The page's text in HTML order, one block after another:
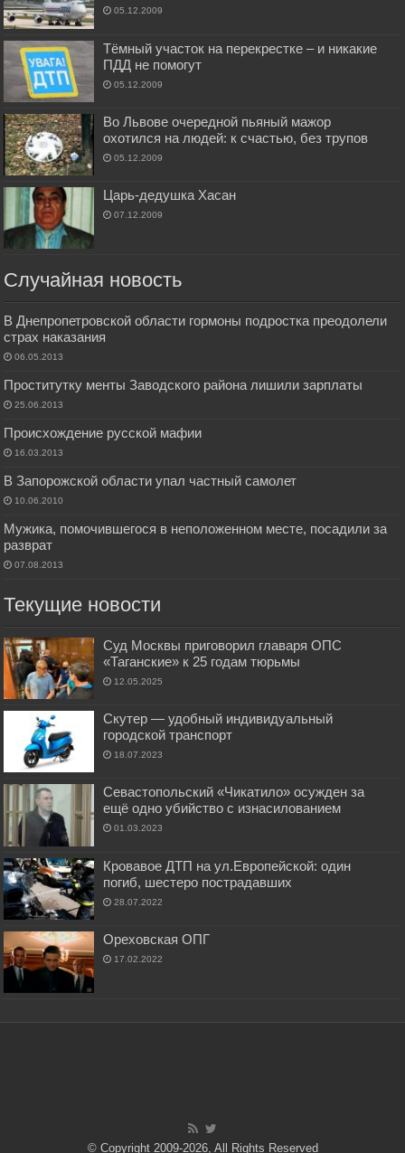
05.12.2009
Тёмный участок на перекрестке – и никакие
ПДД не помогут
05.12.2009
Во Львове очередной пьяный мажор
охотился на людей: к счастью, без трупов
05.12.2009
Царь-дедушка Хасан
07.12.2009
Случайная новость
В Днепропетровской области гормоны подростка преодолели
страх наказания
06.05.2013
Проститутку менты Заводского района лишили зарплаты
25.06.2013
Происхождение русской мафии
16.03.2013
В Запорожской области упал частный самолет
10.06.2010
Мужика, помочившегося в неположенном месте, посадили за
разврат
07.08.2013
Текущие новости
Суд Москвы приговорил главаря ОПС
«Таганские» к 25 годам тюрьмы
12.05.2025
Скутер — удобный индивидуальный
городской транспорт
18.07.2023
Севастопольский «Чикатило» осужден за
ещё одно убийство с изнасилованием
01.03.2023
Кровавое ДТП на ул.Европейской: один
погиб, шестеро пострадавших
28.07.2022
Ореховская ОПГ
17.02.2022
© Copyright 2009-2026, All Rights Reserved